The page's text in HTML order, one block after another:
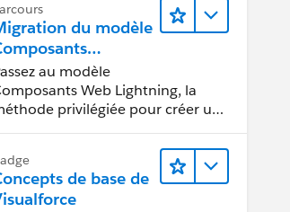
du modèle
vers le
Web
au modèle
Web Lightning, la
privilégiée pour créer une
de base de